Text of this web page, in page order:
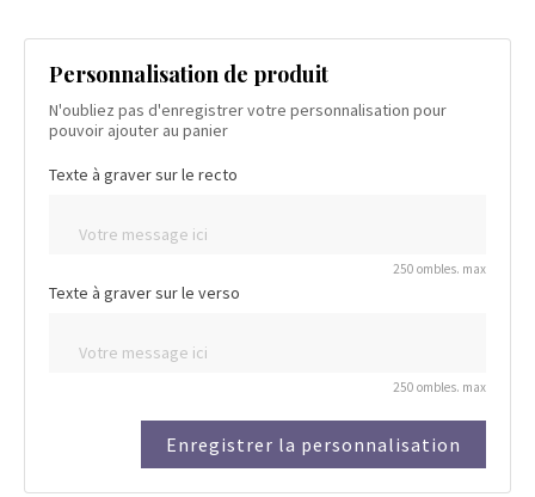
Personnalisation de produit
N'oubliez pas d'enregistrer votre personnalisation pour
pouvoir ajouter au panier
Texte à graver sur le recto
250 ombles. max
Texte à graver sur le verso
250 ombles. max
Enregistrer la personnalisation